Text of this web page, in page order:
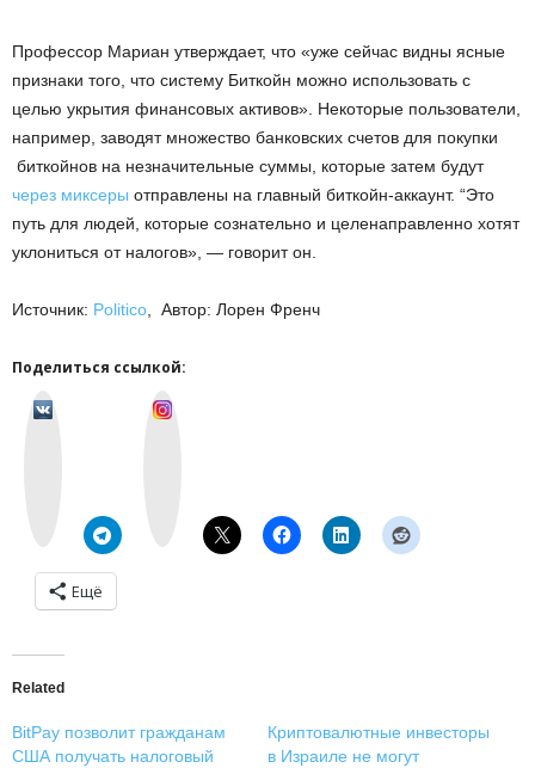
Профессор Мариан утверждает, что «уже сейчас видны ясные
признаки того, что систему Биткойн можно использовать с
целью укрытия финансовых активов». Некоторые пользователи,
например, заводят множество банковских счетов для покупки
биткойнов на незначительные суммы, которые затем будут
через миксеры отправлены на главный биткойн-аккаунт. “Это
путь для людей, которые сознательно и целенаправленно хотят
уклониться от налогов», — говорит он.
Источник: Politico , Автор: Лорен Френч
Поделиться ссылкой:
Ещё
Related
BitPay позволит гражданам
США получать налоговый
Криптовалютные инвесторы
в Израиле не могут